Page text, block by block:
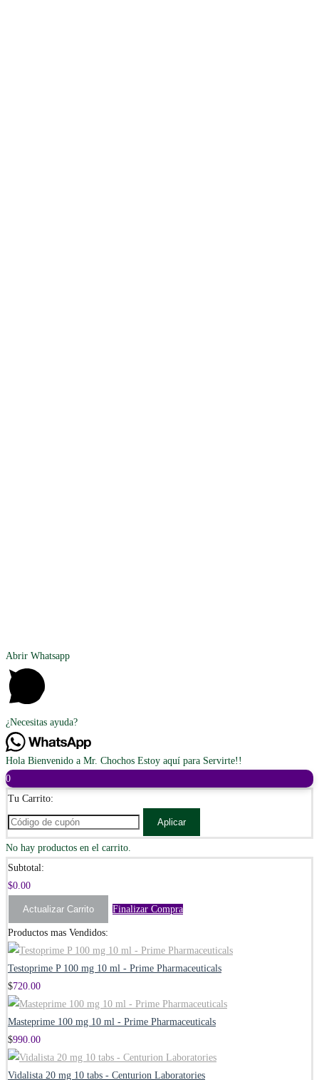
Abrir Whatsapp
¿Necesitas ayuda?
Hola Bienvenido a Mr. Chochos Estoy aquí para Servirte!!
0
Tu Carrito:
Aplicar
No hay productos en el carrito.
Subtotal:
$0.00
Actualizar Carrito Finalizar Compra
Productos mas Vendidos:
Testoprime P 100 mg 10 ml - Prime Pharmaceuticals
$720.00
Masteprime 100 mg 10 ml - Prime Pharmaceuticals
$990.00
Vidalista 20 mg 10 tabs - Centurion Laboratories